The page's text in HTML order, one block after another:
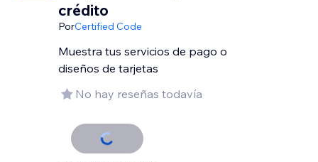
crédito
PorCertified Code
Muestra tus servicios de pago o
diseños de tarjetas
No hay reseñas todavía